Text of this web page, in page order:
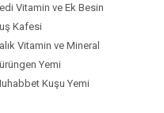
Vitamin ve Ek Besin
Kafesi
Vitamin ve Mineral
Yemi
Kuşu Yemi